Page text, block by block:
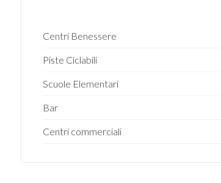
Centri Benessere
Piste Ciclabili
Scuole Elementari
Bar
Centri commerciali